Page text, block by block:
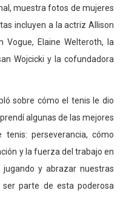
muestra fotos de mujeres
incluyen a la actriz Allison
Elaine Welteroth, la
Wojcicki y la cofundadora
sobre cómo el tenis le dio
algunas de las mejores
perseverancia, cómo
y la fuerza del trabajo en
y abrazar nuestras
parte de esta poderosa